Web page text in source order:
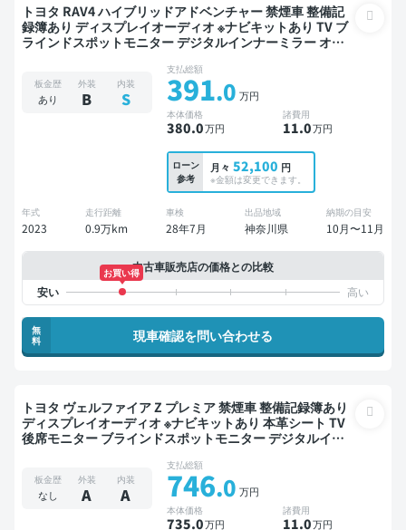
トヨタ RAV4 ハイブリッドアドベンチャー 禁煙車 整備記
録簿あり ディスプレイオーディオ ※ナビキットあり TV ブ
ラインドスポットモニター デジタルインナーミラー オー
ター 全方位カメラ ドライブレコーダー 衝突軽減
板金歴
あり
外装
B
内装
S
支払総額
391.0 万円
本体価格
380.0万円
諸費用
11.0万円
ローン
参考
月々 52,100 円
※金額は変更できます。
年式
2023
走行距離
0.9万km
車検
28年7月
出品地域
神奈川県
納期の目安
10月〜11月
中古車販売店の価格との比較
お買い得
無
料
現車確認を問い合わせる
トヨタ ヴェルファイア Z プレミア 禁煙車 整備記録簿あり
ディスプレイオーディオ ※ナビキットあり 本革シート TV
後席モニター ブラインドスポットモニター デジタルイン
バックドア バックモニター 全方位カメラ ドライブレコー
ダー 衝突軽減 7人乗り
板金歴
なし
外装
A
内装
A
支払総額
746.0 万円
本体価格
735.0万円
諸費用
11.0万円